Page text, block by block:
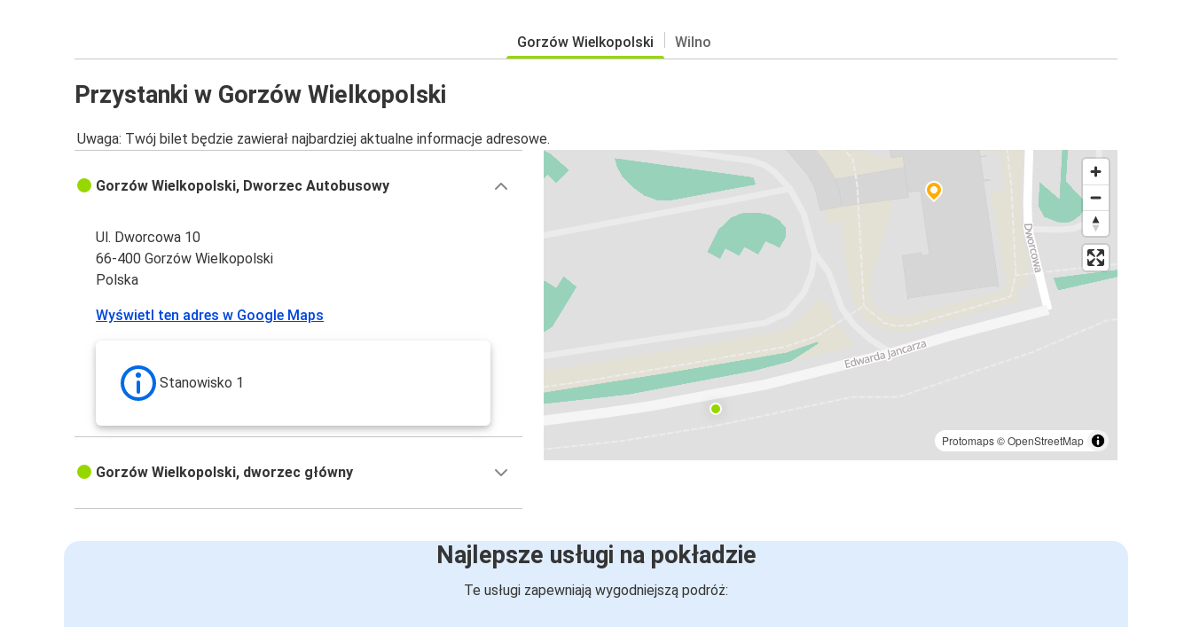
Gorzów Wielkopolski Wilno
Przystanki w Gorzów Wielkopolski
Uwaga: Twój bilet będzie zawierał najbardziej aktualne informacje adresowe.
Protomaps©OpenStreetMap
Gorzów Wielkopolski, Dworzec Autobusowy
Ul. Dworcowa 10
66-400 Gorzów Wielkopolski
Polska
Wyświetl ten adres w Google Maps
Stanowisko 1
Gorzów Wielkopolski, dworzec główny
Najlepsze usługi na pokładzie
Te usługi zapewniają wygodniejszą podróż: